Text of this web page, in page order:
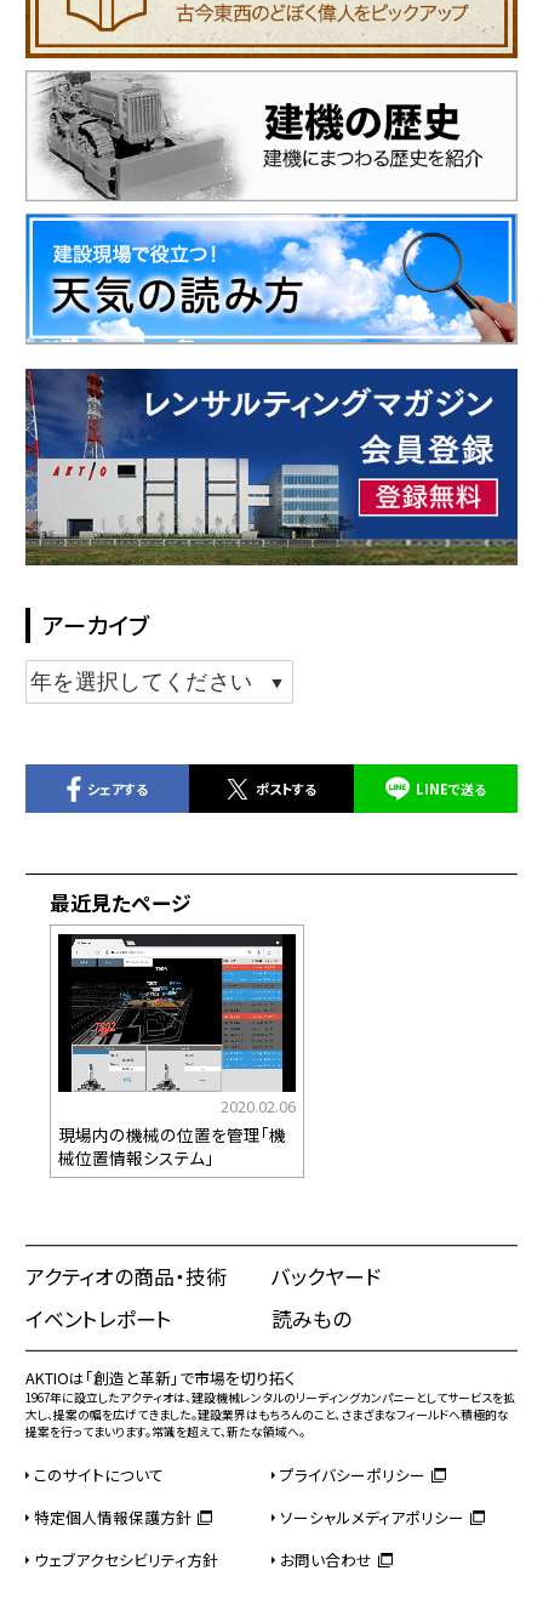
アーカイブ
シェアする ポストする LINEで送る
最近見たページ
2020.02.06
現場内の機械の位置を管理「機
械位置情報システム」
アクティオの商品・技術
バックヤード
イベントレポート
読みもの
AKTIOは「創造と革新」で市場を切り拓く
1967年に設立したアクティオは、建設機械レンタルのリーディングカンパニーとしてサービスを拡
大し、提案の幅を広げてきました。建設業界はもちろんのこと、さまざまなフィールドへ積極的な
提案を行ってまいります。常識を超えて、新たな領域へ。
このサイトについて
プライバシーポリシー
特定個人情報保護方針
ソーシャルメディアポリシー
ウェブアクセシビリティ方針
お問い合わせ